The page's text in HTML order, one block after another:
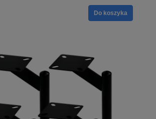
Do koszyka